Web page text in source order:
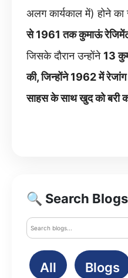
अलग कार्यकाल में) होने का
से 1961 तक कुमाऊं
जिसके दौरान उन्होंने 13
की, जिन्होंने 1962 में
साहस के साथ खुद को बरी
🔍 Search Blogs
All Blogs